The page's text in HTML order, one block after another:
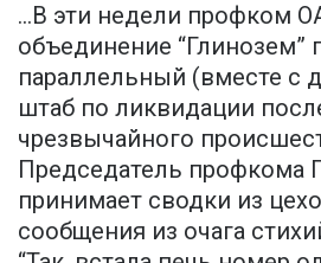
...В эти недели профком
объединение “Глинозем”
параллельный (вместе с
штаб по ликвидации
чрезвычайного
Председатель профкома
принимает сводки из
сообщения из очага